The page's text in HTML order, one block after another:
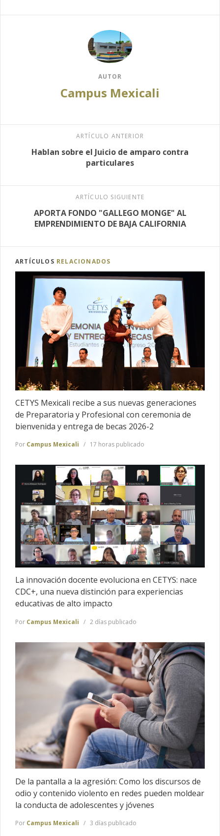
AUTOR
Campus Mexicali
ARTÍCULO ANTERIOR
Hablan sobre el Juicio de amparo contra
particulares
ARTÍCULO SIGUIENTE
APORTA FONDO "GALLEGO MONGE" AL
EMPRENDIMIENTO DE BAJA CALIFORNIA
ARTÍCULOS RELACIONADOS
CETYS Mexicali recibe a sus nuevas generaciones
de Preparatoria y Profesional con ceremonia de
bienvenida y entrega de becas 2026-2
Por Campus Mexicali 17 horas publicado
La innovación docente evoluciona en CETYS: nace
CDC+, una nueva distinción para experiencias
educativas de alto impacto
Por Campus Mexicali 2 días publicado
De la pantalla a la agresión: Como los discursos de
odio y contenido violento en redes pueden moldear
la conducta de adolescentes y jóvenes
Por Campus Mexicali 3 días publicado